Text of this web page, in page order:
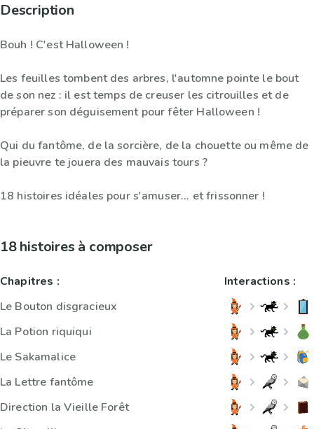
Description
Bouh ! C'est Halloween !
Les feuilles tombent des arbres, l'automne pointe le bout
de son nez : il est temps de creuser les citrouilles et de
préparer son déguisement pour fêter Halloween !
Qui du fantôme, de la sorcière, de la chouette ou même de
la pieuvre te jouera des mauvais tours ?
18 histoires idéales pour s'amuser... et frissonner !
18 histoires à composer
Chapitres :
Le Bouton disgracieux
La Potion riquiqui
Le Sakamalice
La Lettre fantôme
Direction la Vieille Forêt
Interactions :